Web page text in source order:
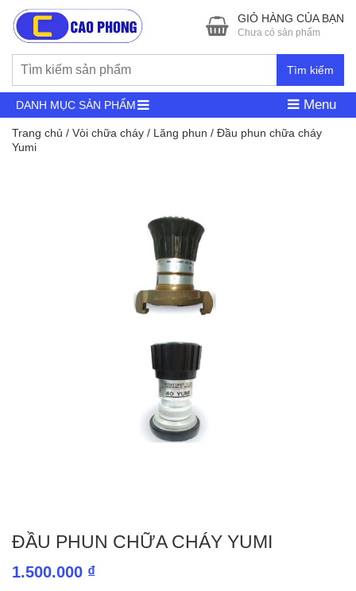
Tìm kiếm
GIỎ HÀNG CỦA BẠN
Chưa có sản phẩm
DANH MỤC SẢN PHẨM Menu
Trang chủ / Vòi chữa cháy / Lăng phun / Đầu phun chữa cháy
Yumi
ĐẦU PHUN CHỮA CHÁY YUMI
1.500.000 ₫